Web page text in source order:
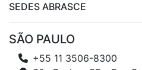
SEDES ABRASCE
SÃO PAULO
+55 11 3506-8300